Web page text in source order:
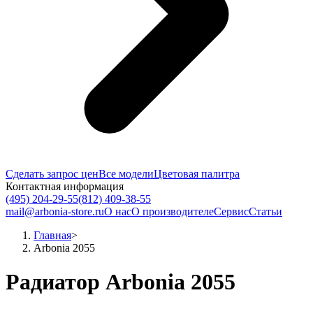
Сделать запрос ценВсе моделиЦветовая палитра
Контактная информация
(495) 204-29-55(812) 409-38-55
mail@arbonia-store.ruО насО производителеСервисСтатьи
Главная>
Arbonia 2055
Радиатор Arbonia 2055